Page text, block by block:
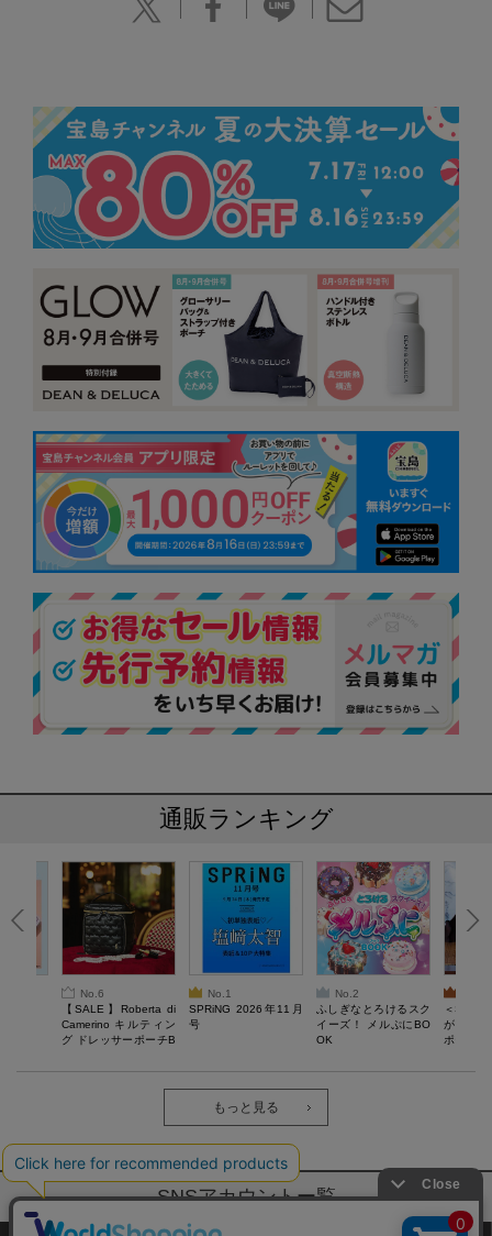
通販ランキング
No.6
【SALE】Roberta di
Camerino キルティン
グ ドレッサーポーチB
No.1
SPRiNG 2026年11月
号
No.2
ふしぎなとろけるスク
イーズ！ メルぷにBO
OK
＜SALE
がある
ポーチ
もっと見る
SNSアカウントー覧